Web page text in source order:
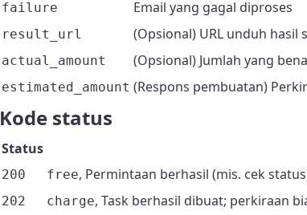
failure Email yang gagal diproses
result_url (Opsional) URL unduh hasil
actual_amount
(Opsional) Jumlah yang
estimated_amount (Respons pembuatan)
Kode status
Status
200 free, Permintaan berhasil (mis. cek
202 charge, Task berhasil dibuat; perkiraan